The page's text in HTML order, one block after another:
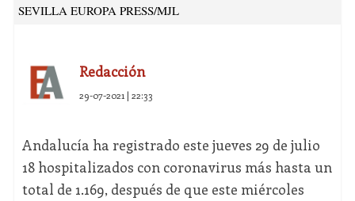
SEVILLA EUROPA PRESS/MJL
Redacción
29-07-2021 | 22:33
Andalucía ha registrado este jueves 29 de julio
18 hospitalizados con coronavirus más hasta un
total de 1.169, después de que este miércoles